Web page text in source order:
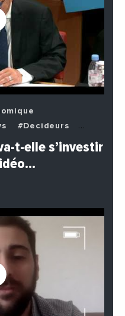
#Decideurs
#Economie
t-elle s’investir